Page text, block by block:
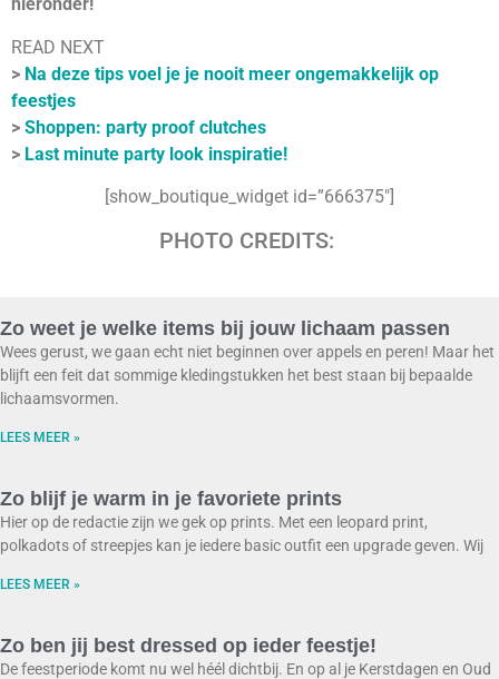
hieronder!
READ NEXT
> Na deze tips voel je je nooit meer ongemakkelijk op
feestjes
> Shoppen: party proof clutches
> Last minute party look inspiratie!
[show_boutique_widget id=”666375″]
PHOTO CREDITS:
Zo weet je welke items bij jouw lichaam passen
Wees gerust, we gaan echt niet beginnen over appels en peren! Maar het
blijft een feit dat sommige kledingstukken het best staan bij bepaalde
lichaamsvormen.
LEES MEER »
Zo blijf je warm in je favoriete prints
Hier op de redactie zijn we gek op prints. Met een leopard print,
polkadots of streepjes kan je iedere basic outfit een upgrade geven. Wij
LEES MEER »
Zo ben jij best dressed op ieder feestje!
De feestperiode komt nu wel héél dichtbij. En op al je Kerstdagen en Oud